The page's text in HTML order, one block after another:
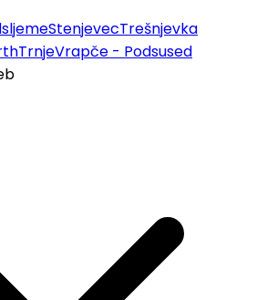
StenjevecTrešnjevka
TrnjeVrapče - Podsused